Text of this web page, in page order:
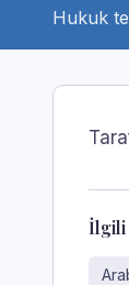
Hukuk
İlgili